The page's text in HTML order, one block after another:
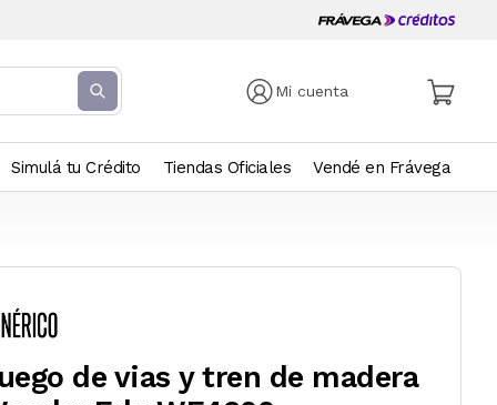
Mi cuenta
Simulá tu Crédito Tiendas Oficiales Vendé en Frávega
de vias y tren de madera